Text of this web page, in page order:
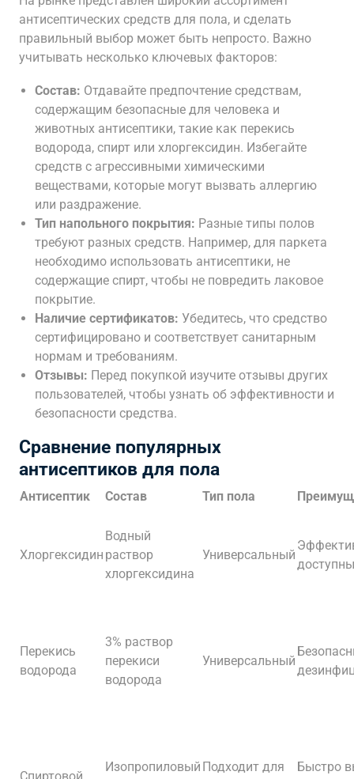
антисептических средств для пола, и сделать
правильный выбор может быть непросто. Важно
учитывать несколько ключевых факторов:
Состав: Отдавайте предпочтение средствам,
содержащим безопасные для человека и
животных антисептики, такие как перекись
водорода, спирт или хлоргексидин. Избегайте
средств с агрессивными химическими
веществами, которые могут вызвать аллергию
или раздражение.
Тип напольного покрытия: Разные типы полов
требуют разных средств. Например, для паркета
необходимо использовать антисептики, не
содержащие спирт, чтобы не повредить лаковое
покрытие.
Наличие сертификатов: Убедитесь, что средство
сертифицировано и соответствует санитарным
нормам и требованиям.
Отзывы: Перед покупкой изучите отзывы других
пользователей, чтобы узнать об эффективности и
безопасности средства.
Сравнение популярных
антисептиков для пола
Антисептик Состав Тип пола
Хлоргексидин
Водный
раствор
хлоргексидина
Универсальный
Перекись
водорода
3% раствор
перекиси
водорода
Универсальный
Изопропиловый Подходит для
Быстро